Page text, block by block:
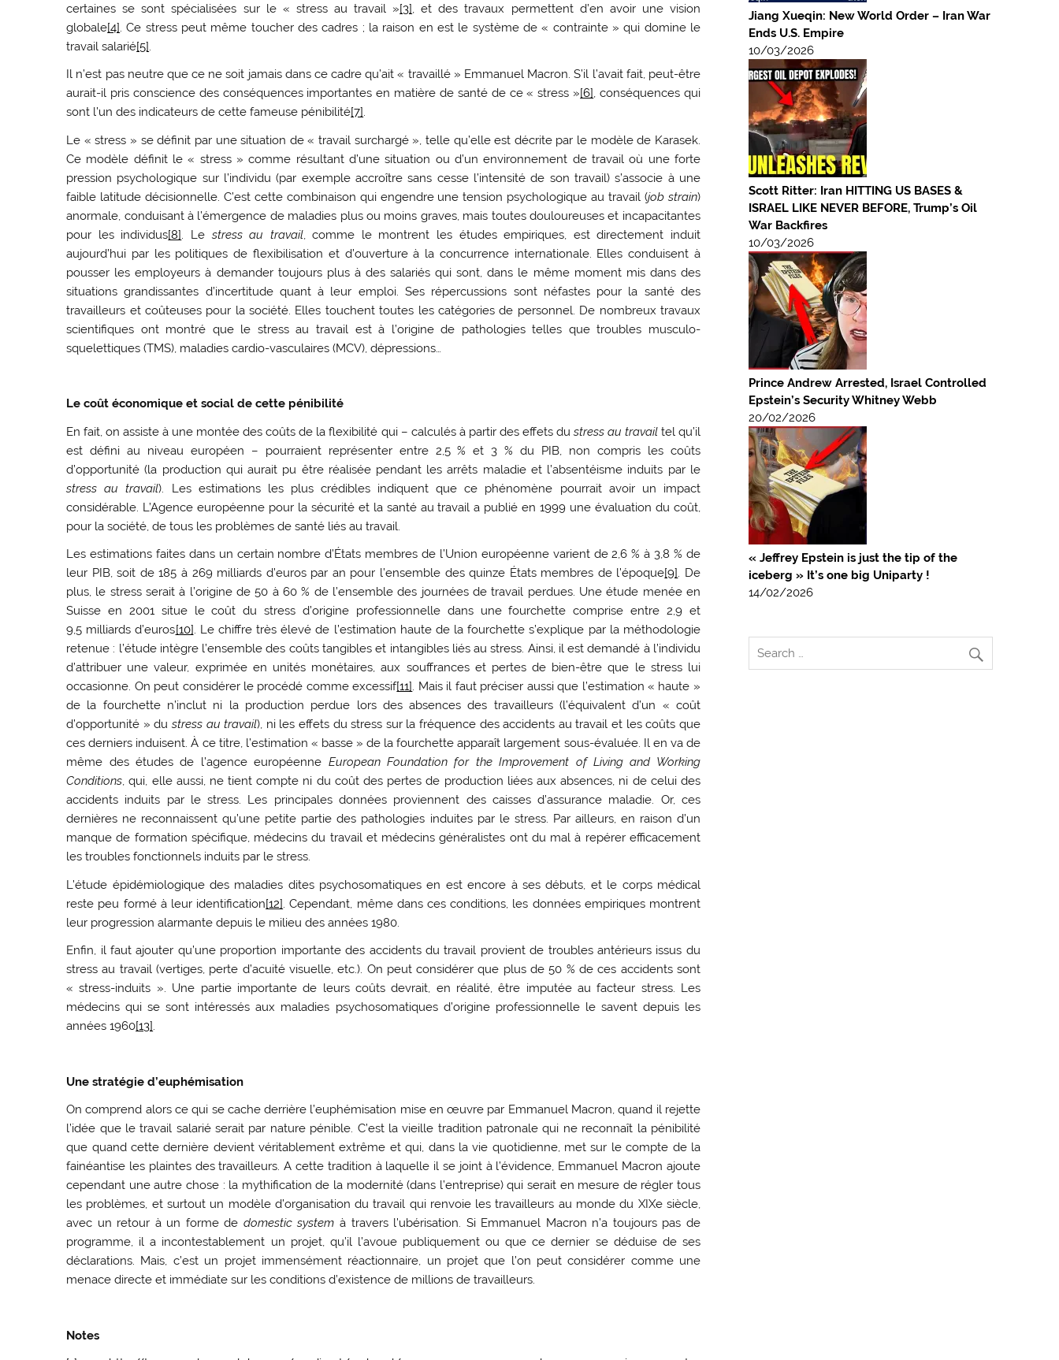
certaines se sont spécialisées sur le « stress au travail »[3], et des travaux permettent d’en avoir une vision
globale[4]. Ce stress peut même toucher des cadres ; la raison en est le système de « contrainte » qui domine le
travail salarié[5].
Il n’est pas neutre que ce ne soit jamais dans ce cadre qu’ait « travaillé » Emmanuel Macron. S’il l’avait fait, peut-être
aurait-il pris conscience des conséquences importantes en matière de santé de ce « stress »[6], conséquences qui
sont l’un des indicateurs de cette fameuse pénibilité[7].
Le « stress » se définit par une situation de « travail surchargé », telle qu’elle est décrite par le modèle de Karasek.
Ce modèle définit le « stress » comme résultant d’une situation ou d’un environnement de travail où une forte
pression psychologique sur l’individu (par exemple accroître sans cesse l’intensité de son travail) s’associe à une
faible latitude décisionnelle. C’est cette combinaison qui engendre une tension psychologique au travail (job strain)
anormale, conduisant à l’émergence de maladies plus ou moins graves, mais toutes douloureuses et incapacitantes
pour les individus[8] . Le stress au travail, comme le montrent les études empiriques, est directement induit
aujourd’hui par les politiques de flexibilisation et d’ouverture à la concurrence internationale. Elles conduisent à
pousser les employeurs à demander toujours plus à des salariés qui sont, dans le même moment mis dans des
situations grandissantes d’incertitude quant à leur emploi. Ses répercussions sont néfastes pour la santé des
travailleurs et coûteuses pour la société. Elles touchent toutes les catégories de personnel. De nombreux travaux
scientifiques ont montré que le stress au travail est à l’origine de pathologies telles que troubles musculo-
squelettiques (TMS), maladies cardio-vasculaires (MCV), dépressions…
Le coût économique et social de cette pénibilité
En fait, on assiste à une montée des coûts de la flexibilité qui – calculés à partir des effets du stress au travailtel qu’il
est défini au niveau européen – pourraient représenter entre 2,5 % et 3 % du PIB, non compris les coûts
d’opportunité (la production qui aurait pu être réalisée pendant les arrêts maladie et l’absentéisme induits par le
stress au travail). Les estimations les plus crédibles indiquent que ce phénomène pourrait avoir un impact
considérable. L’Agence européenne pour la sécurité et la santé au travail a publié en 1999 une évaluation du coût,
pour la société, de tous les problèmes de santé liés au travail.
Les estimations faites dans un certain nombre d’États membres de l’Union européenne varient de 2,6 % à 3,8 % de
leur PIB, soit de 185 à 269 milliards d’euros par an pour l’ensemble des quinze États membres de l’époque[9]. De
plus, le stress serait à l’origine de 50 à 60 % de l’ensemble des journées de travail perdues. Une étude menée en
Suisse en 2001 situe le coût du stress d’origine professionnelle dans une fourchette comprise entre 2,9 et
9,5 milliards d’euros[10]. Le chiffre très élevé de l’estimation haute de la fourchette s’explique par la méthodologie
retenue : l’étude intègre l’ensemble des coûts tangibles et intangibles liés au stress. Ainsi, il est demandé à l’individu
d’attribuer une valeur, exprimée en unités monétaires, aux souffrances et pertes de bien-être que le stress lui
occasionne. On peut considérer le procédé comme excessif[11]. Mais il faut préciser aussi que l’estimation « haute »
de la fourchette n’inclut ni la production perdue lors des absences des travailleurs (l’équivalent d’un « coût
d’opportunité » du stress au travail), ni les effets du stress sur la fréquence des accidents au travail et les coûts que
ces derniers induisent. À ce titre, l’estimation « basse » de la fourchette apparaît largement sous-évaluée. Il en va de
même des études de l’agence européenne European Foundation for the Improvement of Living and Working
Conditions, qui, elle aussi, ne tient compte ni du coût des pertes de production liées aux absences, ni de celui des
accidents induits par le stress. Les principales données proviennent des caisses d’assurance maladie. Or, ces
dernières ne reconnaissent qu’une petite partie des pathologies induites par le stress. Par ailleurs, en raison d’un
manque de formation spécifique, médecins du travail et médecins généralistes ont du mal à repérer efficacement
les troubles fonctionnels induits par le stress.
L’étude épidémiologique des maladies dites psychosomatiques en est encore à ses débuts, et le corps médical
reste peu formé à leur identification[12] . Cependant, même dans ces conditions, les données empiriques montrent
leur progression alarmante depuis le milieu des années 1980.
Enfin, il faut ajouter qu’une proportion importante des accidents du travail provient de troubles antérieurs issus du
stress au travail (vertiges, perte d’acuité visuelle, etc.). On peut considérer que plus de 50 % de ces accidents sont
« stress-induits ». Une partie importante de leurs coûts devrait, en réalité, être imputée au facteur stress. Les
médecins qui se sont intéressés aux maladies psychosomatiques d’origine professionnelle le savent depuis les
années 1960[13].
Une stratégie d’euphémisation
On comprend alors ce qui se cache derrière l’euphémisation mise en œuvre par Emmanuel Macron, quand il rejette
l’idée que le travail salarié serait par nature pénible. C’est la vieille tradition patronale qui ne reconnaît la pénibilité
que quand cette dernière devient véritablement extrême et qui, dans la vie quotidienne, met sur le compte de la
fainéantise les plaintes des travailleurs. A cette tradition à laquelle il se joint à l’évidence, Emmanuel Macron ajoute
cependant une autre chose : la mythification de la modernité (dans l’entreprise) qui serait en mesure de régler tous
les problèmes, et surtout un modèle d’organisation du travail qui renvoie les travailleurs au monde du XIXe siècle,
avec un retour à un forme de domestic system à travers l’ubérisation. Si Emmanuel Macron n’a toujours pas de
programme, il a incontestablement un projet, qu’il l’avoue publiquement ou que ce dernier se déduise de ses
déclarations. Mais, c’est un projet immensément réactionnaire, un projet que l’on peut considérer comme une
menace directe et immédiate sur les conditions d’existence de millions de travailleurs.
Notes
Jiang Xueqin: New World Order – Iran War
Ends U.S. Empire
10/03/2026
Scott Ritter: Iran HITTING US BASES &
ISRAEL LIKE NEVER BEFORE, Trump’s Oil
War Backfires
10/03/2026
Prince Andrew Arrested, Israel Controlled
Epstein’s Security Whitney Webb
20/02/2026
« Jeffrey Epstein is just the tip of the
iceberg » It’s one big Uniparty !
14/02/2026